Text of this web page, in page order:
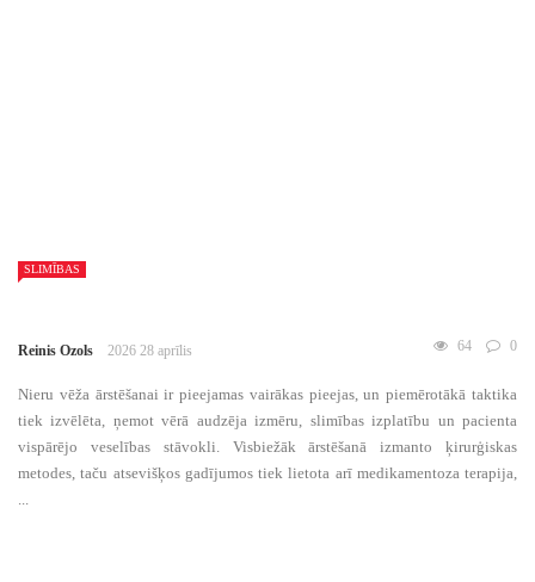
SLIMĪBAS
Reinis Ozols 2026 28 aprīlis 64 0
Nieru vēža ārstēšanai ir pieejamas vairākas pieejas, un piemērotākā taktika
tiek izvēlēta, ņemot vērā audzēja izmēru, slimības izplatību un pacienta
vispārējo veselības stāvokli. Visbiežāk ārstēšanā izmanto ķirurģiskas
metodes, taču atsevišķos gadījumos tiek lietota arī medikamentoza terapija,
...